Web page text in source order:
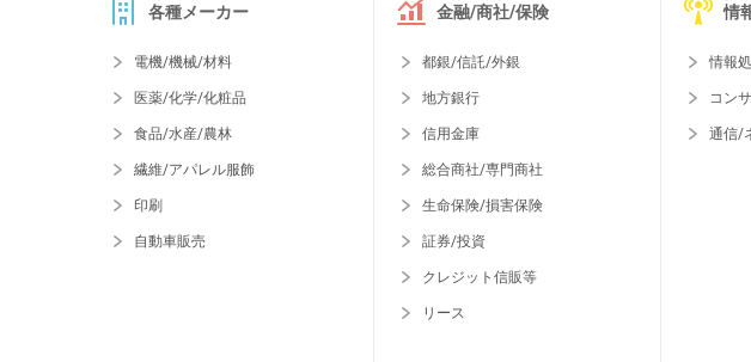
各種メーカー
電機/機械/材料
医薬/化学/化粧品
食品/水産/農林
繊維/アパレル服飾
印刷
自動車販売
金融/商社/保険
都銀/信託/外銀
地方銀行
信用金庫
総合商社/専門商社
生命保険/損害保険
証券/投資
クレジット信販等
リース
情
情報
コン
通信/